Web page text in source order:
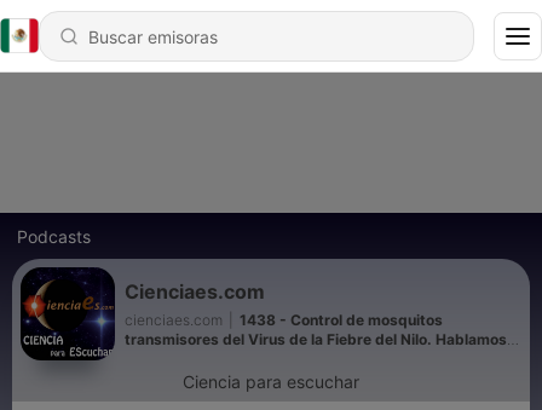
Podcasts
Cienciaes.com
cienciaes.com
1438 - Control de mosquitos
transmisores del Virus de la Fiebre del Nilo. Hablamos
Ciencia para escuchar